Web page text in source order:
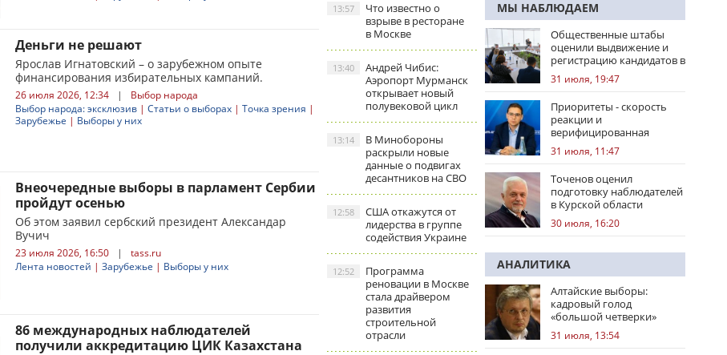
Деньги не решают
Ярослав Игнатовский – о зарубежном опыте
финансирования избирательных кампаний.
26 июля 2026, 12:34 |
Выбор народа
Выбор народа: эксклюзив | Статьи о выборах | Точка зрения |
Зарубежье | Выборы у них
Внеочередные выборы в парламент Сербии
пройдут осенью
Об этом заявил сербский президент Александар
Вучич
23 июля 2026, 16:50 |
tass.ru
Лента новостей | Зарубежье | Выборы у них
86 международных наблюдателей
получили аккредитацию ЦИК Казахстана
Что известно о
взрыве в ресторане
в Москве
13:57
Андрей Чибис:
Аэропорт Мурманск
открывает новый
полувековой цикл
13:40
В Минобороны
раскрыли новые
данные о подвигах
десантников на СВО
13:14
США откажутся от
лидерства в группе
содействия Украине
12:58
Программа
реновации в Москве
стала драйвером
развития
строительной
отрасли
12:52
МЫ НАБЛЮДАЕМ
Общественные штабы
оценили выдвижение и
регистрацию кандидатов в
регионах
31 июля, 19:47
Приоритеты - скорость
реакции и
верифицированная
правовая позиция
31 июля, 11:47
Точенов оценил
подготовку наблюдателей
в Курской области
30 июля, 16:20
АНАЛИТИКА
Алтайские выборы:
кадровый голод
«большой четверки»
31 июля, 13:54